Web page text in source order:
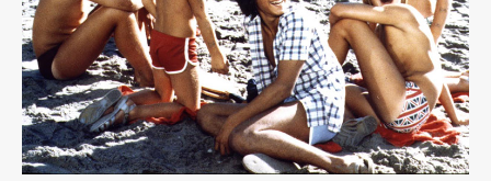
¿Te gusta fantasticmag.es?
Pues, ahora que esta web está inactiva,
puede interesarte que la aventura
continúa ensinceramente.cc.